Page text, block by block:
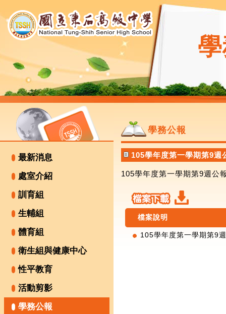
最新消息
處室介紹
訓育組
生輔組
體育組
衛生組與健康中心
性平教育
活動剪影
學務公報
學務公報
105學年度第一學期第9週
105學年度第一學期第9週公
檔案說明
105學年度第一學期第9